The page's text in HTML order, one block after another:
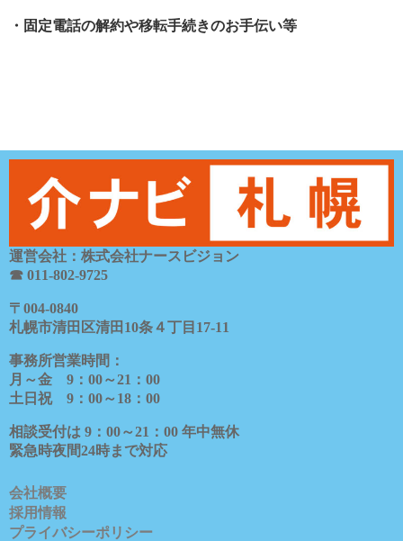
・固定電話の解約や移転手続きのお手伝い等
運営会社：株式会社ナースビジョン
☎ 011-802-9725
〒 004-0840
札幌市清田区清田 10条４丁目 17-11
事務所営業時間：
月～金 9 ： 00～21 ： 00
土日祝 9 ： 00～18 ： 00
相談受付は 9 ： 00～21 ： 00 年中無休
緊急時夜間24時まで対応
会社概要
採用情報
プライバシーポリシー